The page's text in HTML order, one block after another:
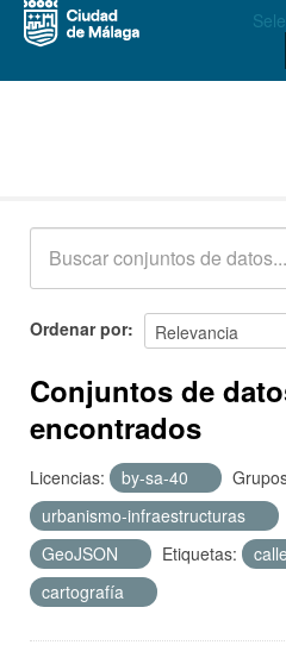
Acerca de
Ordenar por
Conjuntos de
encontrados
Licencias: by-sa-40
urbanismo-infraestructuras
GeoJSON
Etiquetas:
cartografía